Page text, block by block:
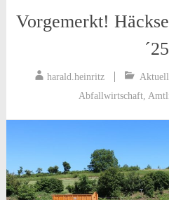
Vorgemerkt!
´25
harald.heinritz
Abfallwirtschaft,